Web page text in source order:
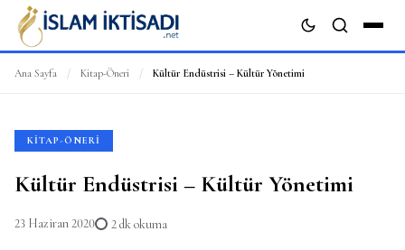
Ana Sayfa / Kitap-Öneri / Kültür Endüstrisi – Kültür Yönetimi
KITAP-ÖNERI
Kültür Endüstrisi – Kültür Yönetimi
23 Haziran 2020 2 dk okuma